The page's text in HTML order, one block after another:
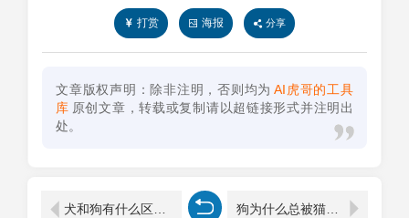
打赏 海报 分享
文章版权声明：除非注明，否则均为 AI虎哥的工具
库 原创文章，转载或复制请以超链接形式并注明出
处。
犬和狗有什么区别（脚趾数量存在着区别） 狗为什么总被猫欺负（狗为什么总是被猫欺负啊）